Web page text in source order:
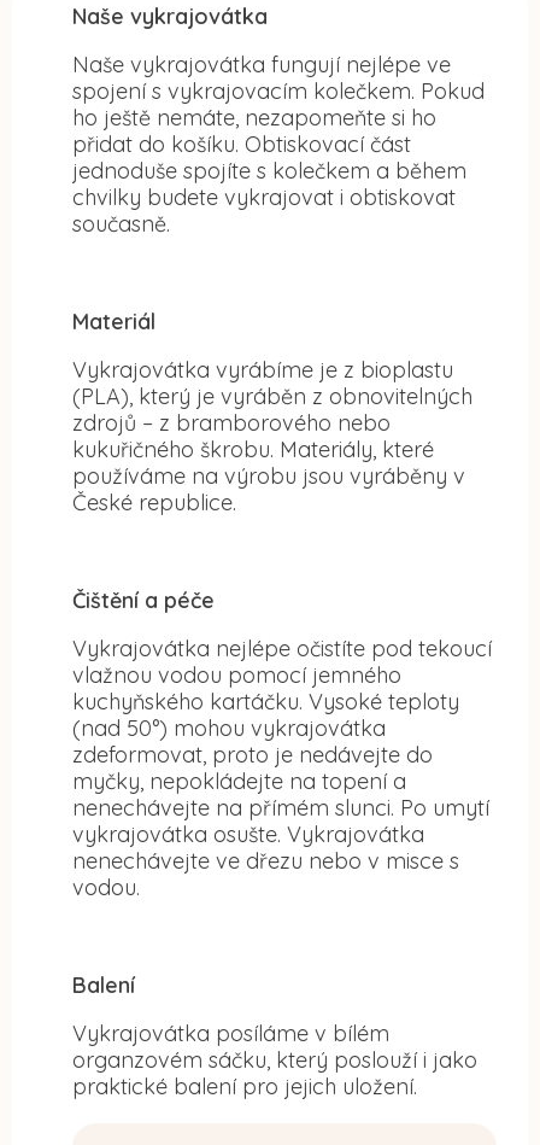
Naše vykrajovátka
Naše vykrajovátka fungují nejlépe ve
spojení s vykrajovacím kolečkem. Pokud
ho ještě nemáte, nezapomeňte si ho
přidat do košíku. Obtiskovací část
jednoduše spojíte s kolečkem a během
chvilky budete vykrajovat i obtiskovat
současně.
Materiál
Vykrajovátka vyrábíme je z bioplastu
(PLA), který je vyráběn z obnovitelných
zdrojů – z bramborového nebo
kukuřičného škrobu. Materiály, které
používáme na výrobu jsou vyráběny v
České republice.
Čištění a péče
Vykrajovátka nejlépe očistíte pod tekoucí
vlažnou vodou pomocí jemného
kuchyňského kartáčku. Vysoké teploty
(nad 50°) mohou vykrajovátka
zdeformovat, proto je nedávejte do
myčky, nepokládejte na topení a
nenechávejte na přímém slunci. Po umytí
vykrajovátka osušte. Vykrajovátka
nenechávejte ve dřezu nebo v misce s
vodou.
Balení
Vykrajovátka posíláme v bílém
organzovém sáčku, který poslouží i jako
praktické balení pro jejich uložení.